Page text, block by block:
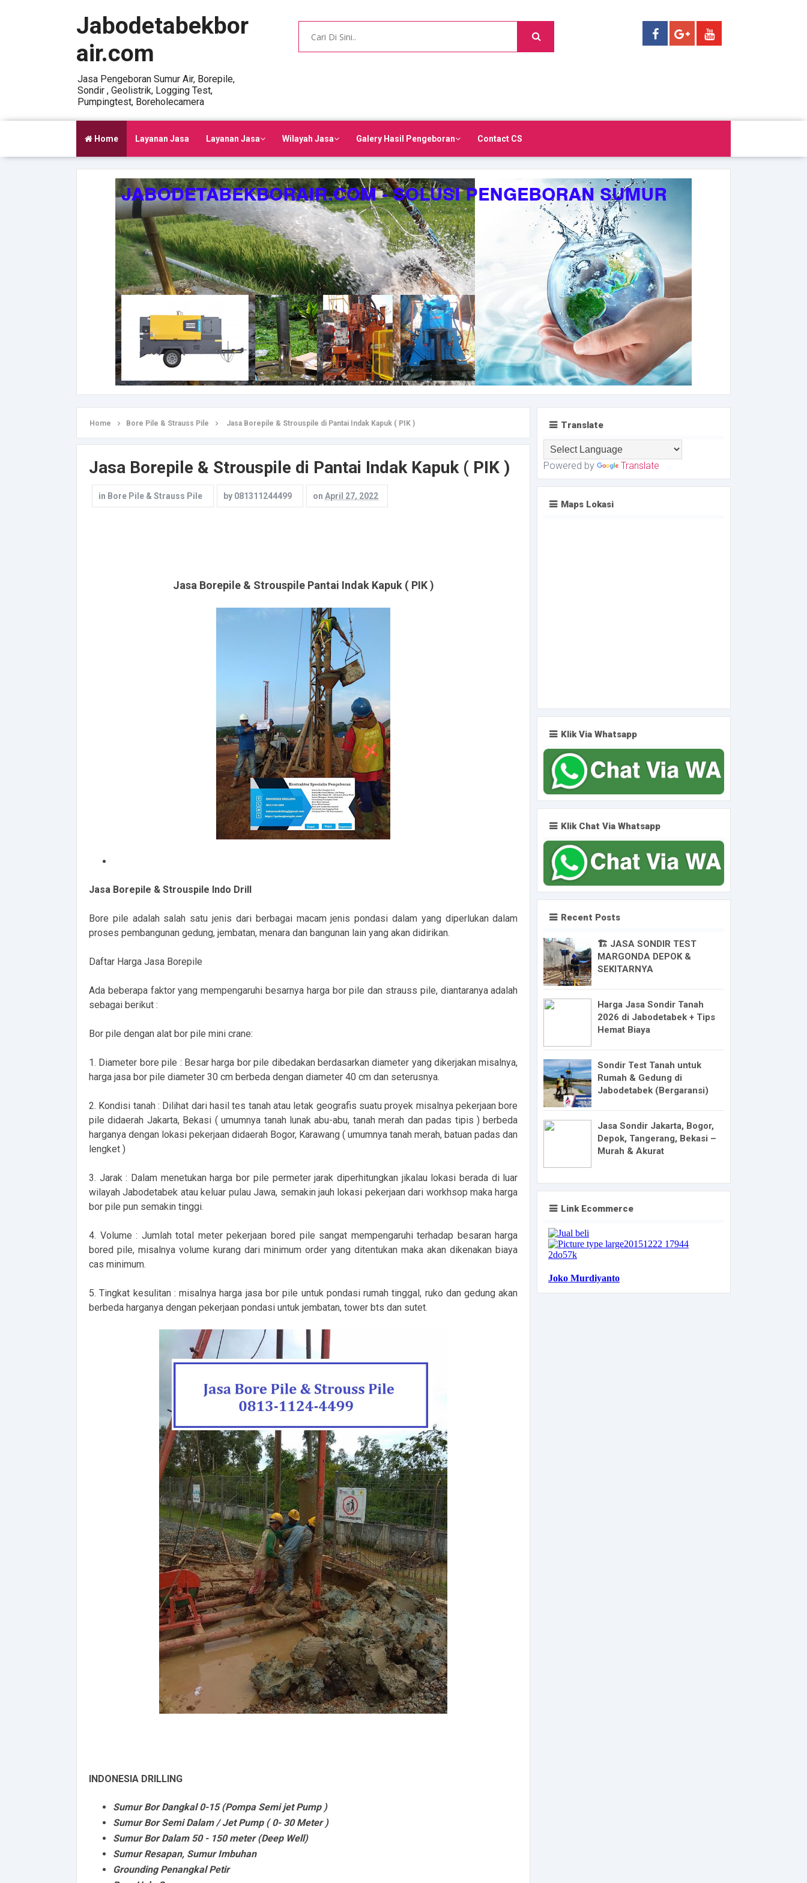
Jabodetabekbor
air.com
Jasa Pengeboran Sumur Air, Borepile,
Sondir , Geolistrik, Logging Test,
Pumpingtest, Boreholecamera
Home Layanan Jasa Layanan Jasa Wilayah Jasa Galery Hasil Pengeboran Contact CS
Home Bore Pile & Strauss Pile Jasa Borepile & Strouspile di Pantai Indak Kapuk ( PIK )
Jasa Borepile & Strouspile di Pantai Indak Kapuk ( PIK )
in Bore Pile & Strauss Pile by 081311244499 on April 27, 2022
Jasa Borepile & Strouspile Pantai Indak Kapuk ( PIK )
Jasa Borepile & Strouspile Indo Drill
Bore pile adalah salah satu jenis dari berbagai macam jenis pondasi dalam yang diperlukan dalam
proses pembangunan gedung, jembatan, menara dan bangunan lain yang akan didirikan.
Daftar Harga Jasa Borepile
Ada beberapa faktor yang mempengaruhi besarnya harga bor pile dan strauss pile, diantaranya adalah
sebagai berikut :
Bor pile dengan alat bor pile mini crane:
1. Diameter bore pile : Besar harga bor pile dibedakan berdasarkan diameter yang dikerjakan misalnya,
harga jasa bor pile diameter 30 cm berbeda dengan diameter 40 cm dan seterusnya.
2. Kondisi tanah : Dilihat dari hasil tes tanah atau letak geografis suatu proyek misalnya pekerjaan bore
pile didaerah Jakarta, Bekasi ( umumnya tanah lunak abu-abu, tanah merah dan padas tipis ) berbeda
harganya dengan lokasi pekerjaan didaerah Bogor, Karawang ( umumnya tanah merah, batuan padas dan
lengket )
3. Jarak : Dalam menetukan harga bor pile permeter jarak diperhitungkan jikalau lokasi berada di luar
wilayah Jabodetabek atau keluar pulau Jawa, semakin jauh lokasi pekerjaan dari workhsop maka harga
bor pile pun semakin tinggi.
4. Volume : Jumlah total meter pekerjaan bored pile sangat mempengaruhi terhadap besaran harga
bored pile, misalnya volume kurang dari minimum order yang ditentukan maka akan dikenakan biaya
cas minimum.
5. Tingkat kesulitan : misalnya harga jasa bor pile untuk pondasi rumah tinggal, ruko dan gedung akan
berbeda harganya dengan pekerjaan pondasi untuk jembatan, tower bts dan sutet.
INDONESIA DRILLING
Sumur Bor Dangkal 0-15 (Pompa Semi jet Pump )
Sumur Bor Semi Dalam / Jet Pump ( 0- 30 Meter )
Sumur Bor Dalam 50 - 150 meter (Deep Well)
Sumur Resapan, Sumur Imbuhan
Grounding Penangkal Petir
Translate
Powered by Translate
Maps Lokasi
Klik Via Whatsapp
Klik Chat Via Whatsapp
Recent Posts
🏗️ JASA SONDIR TEST
MARGONDA DEPOK &
SEKITARNYA
Harga Jasa Sondir Tanah
2026 di Jabodetabek + Tips
Hemat Biaya
Sondir Test Tanah untuk
Rumah & Gedung di
Jabodetabek (Bergaransi)
Jasa Sondir Jakarta, Bogor,
Depok, Tangerang, Bekasi –
Murah & Akurat
Link Ecommerce